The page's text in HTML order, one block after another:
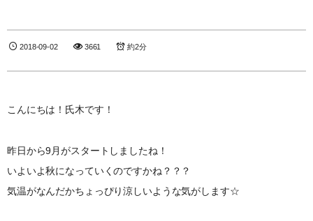
2018-09-02 3661 約2分
こんにちは！氏木です！
昨日から9月がスタートしましたね！
いよいよ秋になっていくのですかね？？？
気温がなんだかちょっぴり涼しいような気がします☆